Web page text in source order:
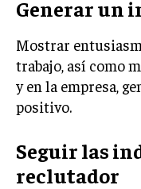
ÉTICA
BLOG
Últimas
Isabel
Generar un
Mostrar
trabajo, así como
y en la empresa,
positivo.
Seguir las
reclutador